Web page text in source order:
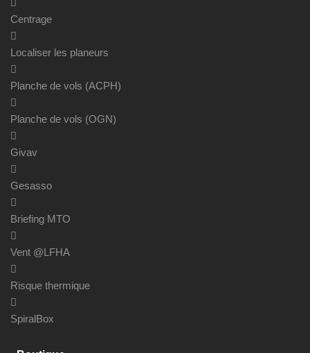
Centrage
Localiser les planeurs
Planche de vols (ACPH)
Planche de vols (OGN)
Givav
Gesasso
Briefing MTO
Vent @LFHA
Risque thermique
SpiralBox